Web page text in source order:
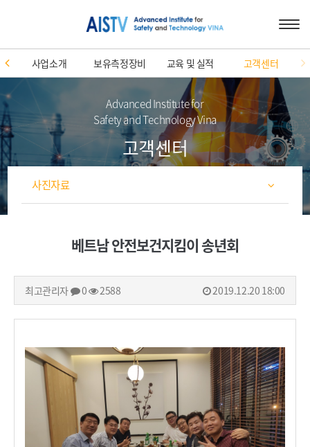
사업소개 보유측정장비 교육 및 실적 고객센터
Advanced Institute for
Safety and Technology Vina
고객센터
사진자료
베트남 안전보건지킴이 송년회
최고관리자 0 2588 2019.12.20 18:00